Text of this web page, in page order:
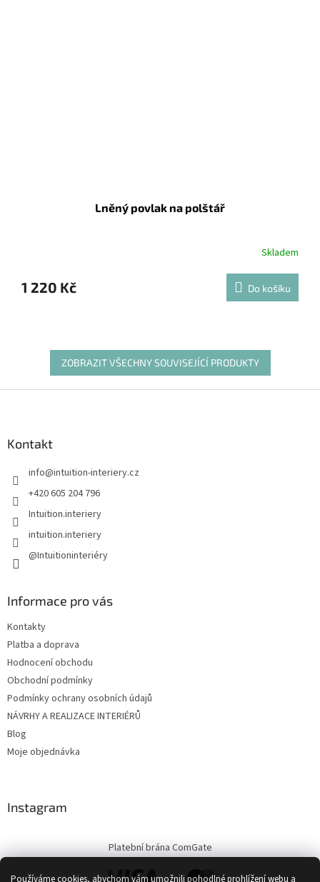
Používáme cookies, abychom vám umožnili pohodlné prohlížení webu a
Lněný povlak na polštář
Skladem
1 220 Kč Do košíku
ZOBRAZIT VŠECHNY SOUVISEJÍCÍ PRODUKTY
Kontakt
info@intuition-interiery.cz
+420 605 204 796
Intuition.interiery
intuition.interiery
@Intuitioninteriéry
Informace pro vás
Kontakty
Platba a doprava
Hodnocení obchodu
Obchodní podmínky
Podmínky ochrany osobních údajů
NÁVRHY A REALIZACE INTERIÉRŮ
Blog
Moje objednávka
Instagram
Platební brána ComGate